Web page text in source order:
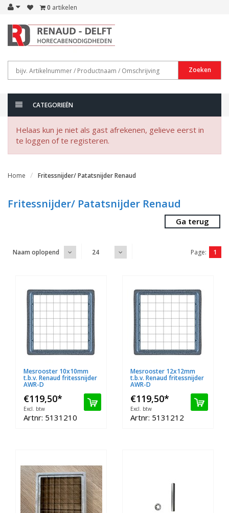
0 artikelen
Zoeken
CATEGORIEËN
Helaas kun je niet als gast afrekenen, gelieve eerst in
te loggen of te registeren.
Home Fritessnijder/ Patatsnijder Renaud
Fritessnijder/ Patatsnijder Renaud
Ga terug
Naam oplopend 24 Page: 1
Mesrooster 10x10mm
t.b.v. Renaud fritessnijder
AWR-D
€119,50*
Excl. btw
Artnr: 5131210
Mesrooster 12x12mm
t.b.v. Renaud fritessnijder
AWR-D
€119,50*
Excl. btw
Artnr: 5131212